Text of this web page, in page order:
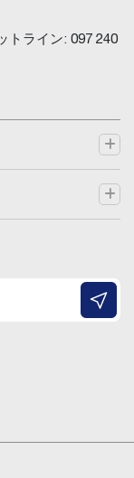
トライン: 097 240